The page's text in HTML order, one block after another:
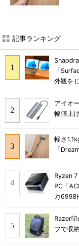
記事ランキング
「
外観を
アイオ
幅値上
軽さ
「
Ryzen
PC「
万6998
Razer
フで収